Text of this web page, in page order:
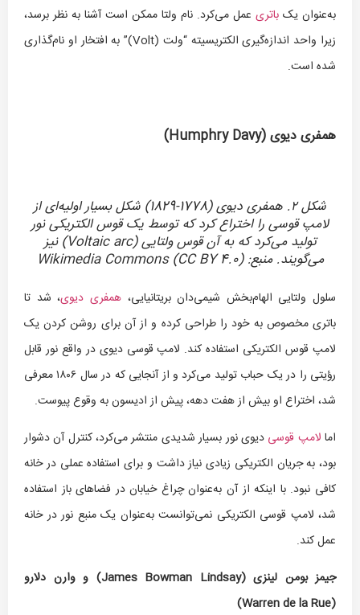
به‌عنوان یک باتری عمل می‌کرد. نام ولتا ممکن است آشنا به نظر برسد،
زیرا واحد اندازه‌گیری الکتریسیته “ولت (Volt)” به افتخار او نام‌گذاری
شده است.
همفری دیوی (Humphry Davy
)
شکل ۲. همفری دیوی (1778-1829) شکل بسیار اولیه‌ای از
لامپ قوسی را اختراع کرد که توسط یک قوس الکتریکی نور
تولید می‌کرد که به آن قوس ولتایی (Voltaic arc) نیز
می‌گویند. منبع: Wikimedia Commons (CC BY 4.0)
سلول ولتایی الهام‌بخش شیمی‌دان بریتانیایی،همفری دیوی، شد تا
باتری مخصوص به خود را طراحی کرده و از آن برای روشن کردن یک
لامپ قوس الکتریکی استفاده کند. لامپ قوسی دیوی در واقع نور قابل
رؤیتی را در یک حباب تولید می‌کرد و از آنجایی که در سال ۱۸۰۶ معرفی
شد، اختراع او بیش از هفت دهه، پیش از ادیسون به وقوع پیوست.
اما لامپ قوسی دیوی نور بسیار شدیدی منتشر می‌کرد، کنترل آن دشوار
بود، به جریان الکتریکی زیادی نیاز داشت و برای استفاده عملی در خانه
کافی نبود. با اینکه از آن به‌عنوان چراغ خیابان در فضاهای باز استفاده
شد، لامپ قوسی الکتریکی نمی‌توانست به‌عنوان یک منبع نور در خانه
عمل کند.
جیمز بومن لینزی (James Bowman Lindsay) و وارن دلارو
(
Warren de la Rue
)